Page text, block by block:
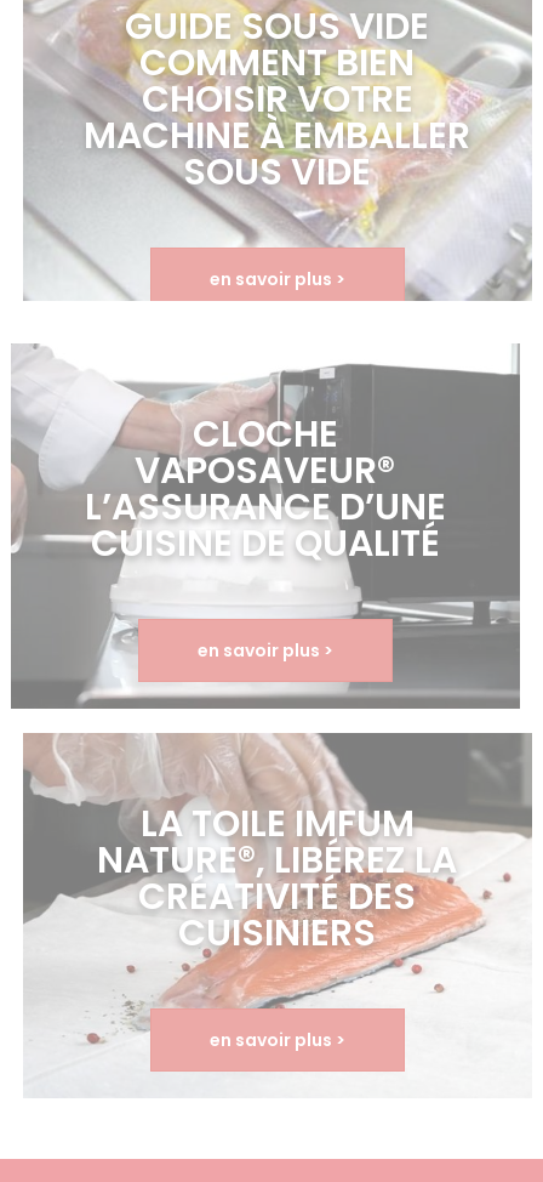
GUIDE SOUS VIDE
COMMENT BIEN
CHOISIR VOTRE
MACHINE À EMBALLER
SOUS VIDE
en savoir plus >
CLOCHE
VAPOSAVEUR®
L’ASSURANCE D’UNE
CUISINE DE QUALITÉ
en savoir plus >
LA TOILE IMFUM
NATURE®, LIBÉREZ LA
CRÉATIVITÉ DES
CUISINIERS
en savoir plus >